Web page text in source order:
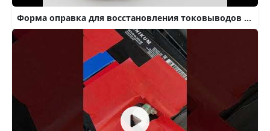
Форма оправка для восстановления токовыводов аккумулятора. Тип А Евро. Комплект ремонта клемм.